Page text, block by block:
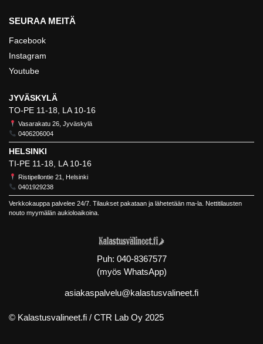
SEURAA MEITÄ
Facebook
Instagram
Youtube
JYVÄSKYLÄ
TO-PE 11-18, LA 10-16
Vasarakatu 26, Jyväskylä
0406206004
HELSINKI
TI-PE 11-18, LA 10-16
Ristipellontie 21, Helsinki
0401929238
Verkkokauppa palvelee 24/7. Tilaukset pakataan ja lähetetään ma-la. Nettitilausten
nouto myymälän aukioloaikoina.
Puh: 040-8367577
(myös WhatsApp)
asiakaspalvelu@kalastusvalineet.fi
© Kalastusvalineet.fi / CTR Lab Oy 2025